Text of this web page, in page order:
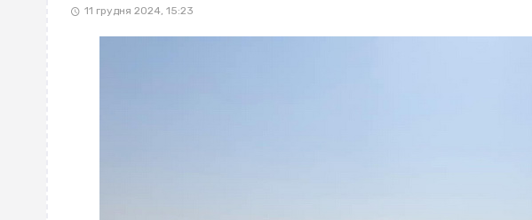
11 грудня 2024, 15:23